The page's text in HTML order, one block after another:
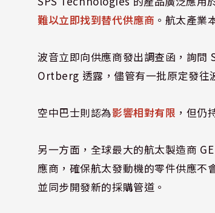
難以立即找到替代供應商 。航太產業
波音立即向供應商發出調查函，詢問
Ortberg 透露，儘管有一批原定發往
空中巴士則認為影響相對有限 ，但仍
另一方面，全球最大的航太製造商
應商，確保航太發動機的零件供應不
並同步開發新的採購管道。